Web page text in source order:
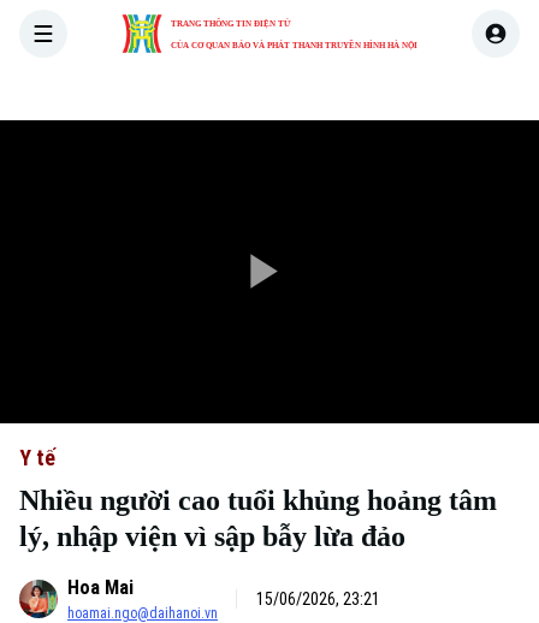
TRANG THÔNG TIN ĐIỆN TỬ
CỦA CƠ QUAN BÁO VÀ PHÁT THANH TRUYỀN HÌNH HÀ NỘI
Y tế
Nhiều người cao tuổi khủng hoảng tâm
lý, nhập viện vì sập bẫy lừa đảo
Hoa Mai
hoamai.ngo@daihanoi.vn
15/06/2026, 23:21